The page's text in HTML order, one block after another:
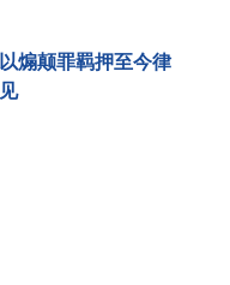
煽颠罪羁押至今律